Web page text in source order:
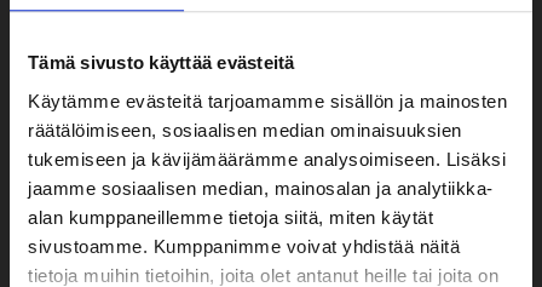
Tämä sivusto käyttää evästeitä
Käytämme evästeitä tarjoamamme sisällön ja mainosten
räätälöimiseen, sosiaalisen median ominaisuuksien
tukemiseen ja kävijämäärämme analysoimiseen. Lisäksi
jaamme sosiaalisen median, mainosalan ja analytiikka-
alan kumppaneillemme tietoja siitä, miten käytät
sivustoamme. Kumppanimme voivat yhdistää näitä
tietoja muihin tietoihin, joita olet antanut heille tai joita on
Tilavuokra 150 € / 2 tuntia
Hinnat sisältävät alv 25,5%
ASIANTUNTIJAPALVELUT
Konsultointi, tutkimus,
luennot, lausunnot 75 € / tunti
+ alv 25,5%